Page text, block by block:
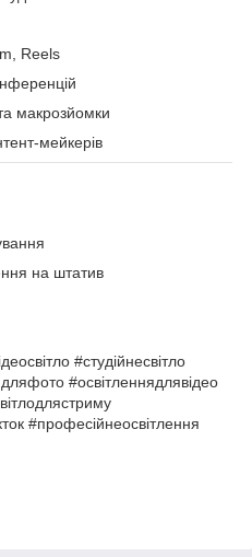
Reels
макрозйомки
мейкерів
на штатив
#студійнесвітло
#освітленнядлявідео
#професійнеосвітлення